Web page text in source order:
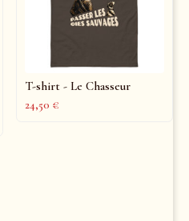
T-shirt - Le Chasseur
24,50 €